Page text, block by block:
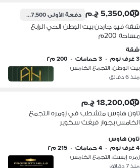
5,350,000 ج.م دفعة الأولى1,337,500 ج.م
شقة فيو جاردن بيت الوطن الحي الرابع
مساحة 200م
شقة
3 غرف نوم
• 3 حمامات • 200 م٢
بيت الوطن، التجمع الخامس
منذ 6 دقائق
18,200,000 ج.م
تاون هاوس متشطب في زومره التجمع
الخامس بجوار فيفث سكوير
تاون هاوس
4 غرف نوم
• 4 حمامات • 215 م٢
زمره إيست، التجمع الخامس
منذ 7 دقائق